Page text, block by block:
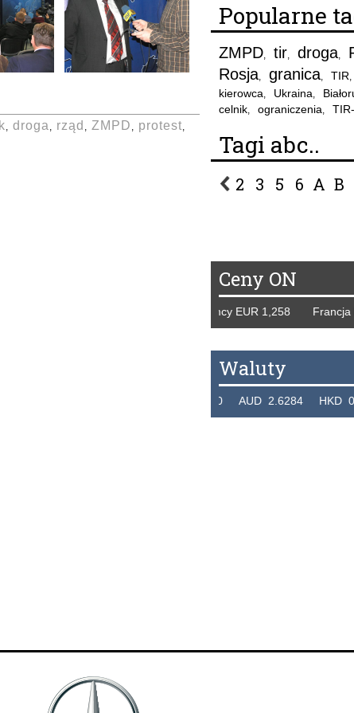
, droga , rząd , ZMPD , protest,
Popularne
ZMPD, tir, droga,
Rosja, granica, TIR,
kierowca, Ukraina,
celnik, ograniczenia,
Tagi abc..
2 3 5 6 A B
Ceny ON
Tydzień 42/2019 r. Niemcy EUR 1,258 Francja
Waluty
THB 0.1123 USD 3.7320 AUD 2.6284 HKD